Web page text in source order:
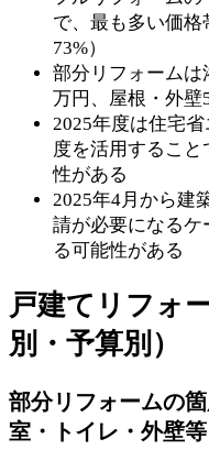
で、最も多い価格
73%）
部分リフォームは
万円、屋根・外壁
2025年度は住宅
度を活用するこ
性がある
2025年4月から建
請が必要になるケ
る可能性がある
戸建てリフォ
別・予算別）
部分リフォームの
室・トイレ・外壁等